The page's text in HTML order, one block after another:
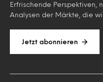
Erfrischende Perspektiven,
Analysen der Märkte, die
Jetzt abonnieren